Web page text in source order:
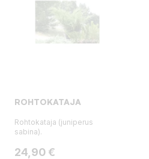
ROHTOKATAJA
Rohtokataja (juniperus
sabina).
Hinta
24,90 €